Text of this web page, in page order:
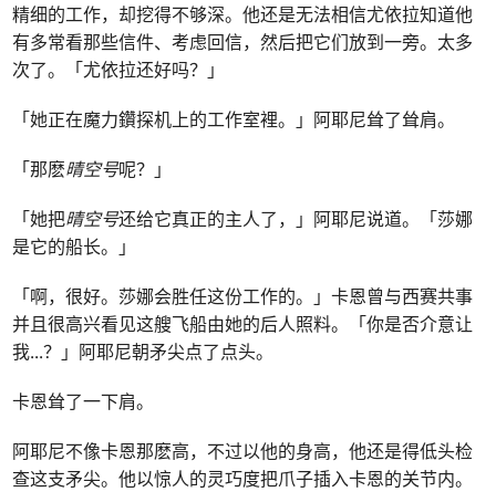
精细的工作，却挖得不够深。他还是无法相信尤依拉知道他
有多常看那些信件、考虑回信，然后把它们放到一旁。太多
次了。「尤依拉还好吗？」
「她正在魔力鑽探机上的工作室裡。」阿耶尼耸了耸肩。
「那麽晴空号呢？」
「她把晴空号还给它真正的主人了，」阿耶尼说道。「莎娜
是它的船长。」
「啊，很好。莎娜会胜任这份工作的。」卡恩曾与西赛共事
并且很高兴看见这艘飞船由她的后人照料。「你是否介意让
我...？」阿耶尼朝矛尖点了点头。
卡恩耸了一下肩。
阿耶尼不像卡恩那麽高，不过以他的身高，他还是得低头检
查这支矛尖。他以惊人的灵巧度把爪子插入卡恩的关节内。